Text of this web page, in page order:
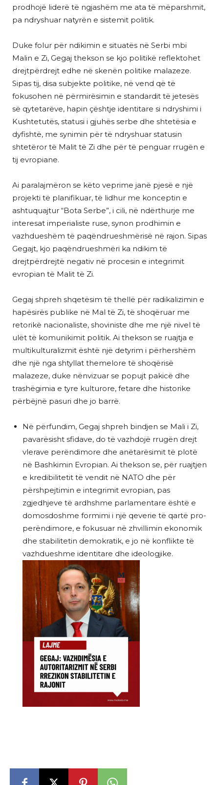
prodhojë liderë të ngjashëm me ata të mëparshmit,
pa ndryshuar natyrën e sistemit politik.
Duke folur për ndikimin e situatës në Serbi mbi
Malin e Zi, Gegaj thekson se kjo politikë reflektohet
drejtpërdrejt edhe në skenën politike malazeze.
Sipas tij, disa subjekte politike, në vend që të
fokusohen në përmirësimin e standardit të jetesës
së qytetarëve, hapin çështje identitare si ndryshimi i
Kushtetutës, statusi i gjuhës serbe dhe shtetësia e
dyfishtë, me synimin për të ndryshuar statusin
shtetëror të Malit të Zi dhe për të penguar rrugën e
tij evropiane.
Ai paralajmëron se këto veprime janë pjesë e një
projekti të planifikuar, të lidhur me konceptin e
ashtuquajtur “Bota Serbe”, i cili, në ndërthurje me
interesat imperialiste ruse, synon prodhimin e
vazhdueshëm të paqëndrueshmërisë në rajon. Sipas
Gegajt, kjo paqëndrueshmëri ka ndikim të
drejtpërdrejtë negativ në procesin e integrimit
evropian të Malit të Zi.
Gegaj shpreh shqetësim të thellë për radikalizimin e
hapësirës publike në Mal të Zi, të shoqëruar me
retorikë nacionaliste, shoviniste dhe me një nivel të
ulët të komunikimit politik. Ai thekson se ruajtja e
multikulturalizmit është një detyrim i përhershëm
dhe një nga shtyllat themelore të shoqërisë
malazeze, duke nënvizuar se popujt pakicë dhe
trashëgimia e tyre kulturore, fetare dhe historike
përbëjnë pasuri dhe jo barrë.
Në përfundim, Gegaj shpreh bindjen se Mali i Zi,
pavarësisht sfidave, do të vazhdojë rrugën drejt
vlerave perëndimore dhe anëtarësimit të plotë
në Bashkimin Evropian. Ai thekson se, për ruajtjen
e kredibilitetit të vendit në NATO dhe për
përshpejtimin e integrimit evropian, pas
zgjedhjeve të ardhshme parlamentare është e
domosdoshme formimi i një qeverie të qartë pro-
perëndimore, e fokusuar në zhvillimin ekonomik
dhe stabilitetin demokratik, e jo në konflikte të
vazhdueshme identitare dhe ideologjike.